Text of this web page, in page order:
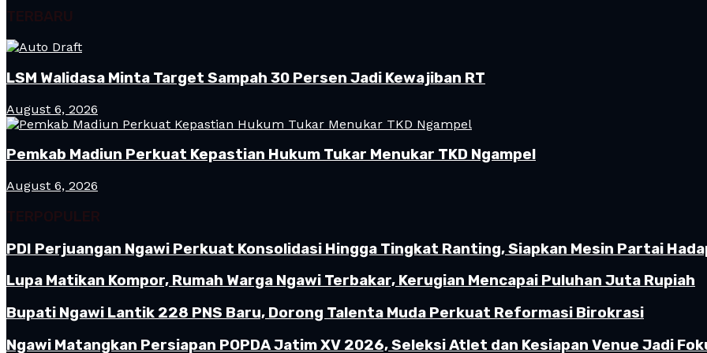
TERBARU
LSM Walidasa Minta Target Sampah 30 Persen Jadi Kewajiban RT
August 6, 2026
Pemkab Madiun Perkuat Kepastian Hukum Tukar Menukar TKD Ngampel
August 6, 2026
TERPOPULER
PDI Perjuangan Ngawi Perkuat Konsolidasi Hingga Tingkat Ranting, Siapkan Mesin Partai
Lupa Matikan Kompor, Rumah Warga Ngawi Terbakar, Kerugian Mencapai Puluhan Juta Rupiah
Bupati Ngawi Lantik 228 PNS Baru, Dorong Talenta Muda Perkuat Reformasi Birokrasi
Ngawi Matangkan Persiapan POPDA Jatim XV 2026, Seleksi Atlet dan Kesiapan Venue Jadi